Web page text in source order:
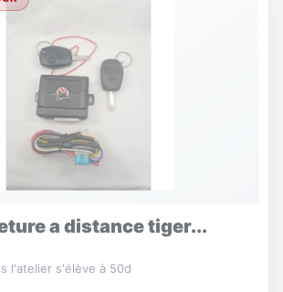
a distance tiger...
l'atelier s'élève à 50d